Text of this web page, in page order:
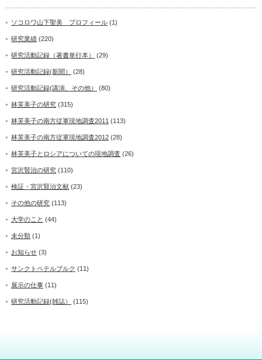
ソコロワ山下聖美 プロフィール (1)
研究業績 (220)
研究活動記録（著書単行本） (29)
研究活動記録(新聞） (28)
研究活動記録(講演、その他） (80)
林芙美子の研究 (315)
林芙美子の南方従軍現地調査2011 (113)
林芙美子の南方従軍現地調査2012 (28)
林芙美子とロシアについての現地調査 (26)
宮沢賢治の研究 (110)
検証・宮沢賢治文献 (23)
その他の研究 (113)
大学のこと (44)
未分類 (1)
お知らせ (3)
サンクトペテルブルク (11)
展示の仕事 (11)
研究活動記録(雑誌） (115)